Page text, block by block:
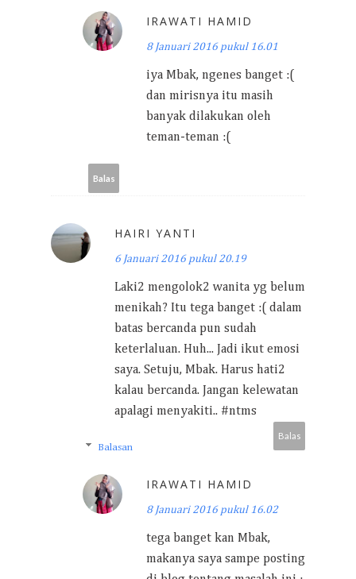
IRAWATI HAMID
8 Januari 2016 pukul 16.01
iya Mbak, ngenes banget :(
dan mirisnya itu masih
banyak dilakukan oleh
teman-teman :(
Balas
HAIRI YANTI
6 Januari 2016 pukul 20.19
Laki2 mengolok2 wanita yg belum
menikah? Itu tega banget :( dalam
batas bercanda pun sudah
keterlaluan. Huh... Jadi ikut emosi
saya. Setuju, Mbak. Harus hati2
kalau bercanda. Jangan kelewatan
apalagi menyakiti.. #ntms
Balas
Balasan
IRAWATI HAMID
8 Januari 2016 pukul 16.02
tega banget kan Mbak,
makanya saya sampe posting